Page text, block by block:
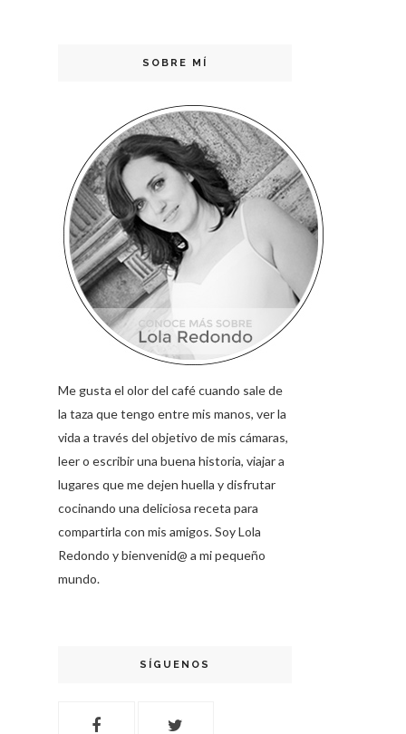
SOBRE MÍ
Me gusta el olor del café cuando sale de
la taza que tengo entre mis manos, ver la
vida a través del objetivo de mis cámaras,
leer o escribir una buena historia, viajar a
lugares que me dejen huella y disfrutar
cocinando una deliciosa receta para
compartirla con mis amigos. Soy Lola
Redondo y bienvenid@ a mi pequeño
mundo.
SÍGUENOS